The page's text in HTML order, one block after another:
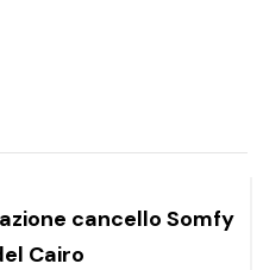
cancello Somfy
Cairo